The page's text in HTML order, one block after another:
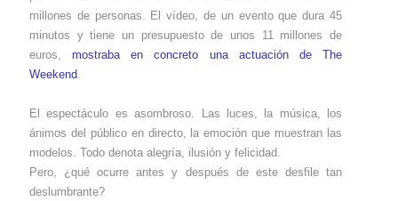
millones de personas. El vídeo, de un evento que dura 45
minutos y tiene un presupuesto de unos 11 millones de
euros,mostraba en concreto una actuación de The
Weekend
El espectáculo es asombroso. Las luces, la música, los
ánimos del público en directo, la emoción que muestran las
modelos. Todo denota alegría, ilusión y felicidad.
Pero, ¿qué ocurre antes y después de este desfile tan
deslumbrante?